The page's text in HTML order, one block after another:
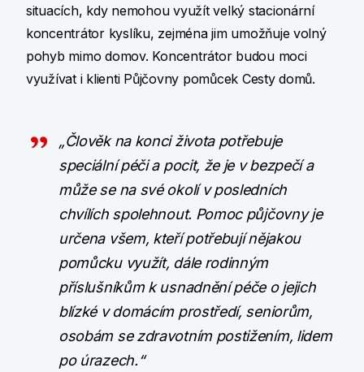
situacích, kdy nemohou využít velký stacionární
koncentrátor kyslíku, zejména jim umožňuje volný
pohyb mimo domov. Koncentrátor budou moci
využívat i klienti Půjčovny pomůcek Cesty domů.
„Člověk na konci života potřebuje
speciální péči a pocit, že je v bezpečí a
může se na své okolí v posledních
chvílích spolehnout. Pomoc půjčovny je
určena všem, kteří potřebují nějakou
pomůcku využít, dále rodinným
příslušníkům k usnadnění péče o jejich
blízké v domácím prostředí, seniorům,
osobám se zdravotním postižením, lidem
po úrazech.“